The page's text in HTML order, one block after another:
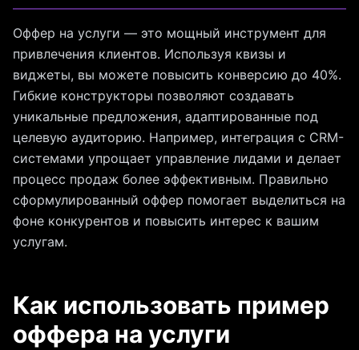
Оффер на услуги — это мощный инструмент для
привлечения клиентов. Используя квизы и
виджеты, вы можете повысить конверсию до 40%.
Гибкие конструкторы позволяют создавать
уникальные предложения, адаптированные под
целевую аудиторию. Например, интеграция с CRM-
системами упрощает управление лидами и делает
процесс продаж более эффективным. Правильно
сформулированный оффер помогает выделиться на
фоне конкурентов и повысить интерес к вашим
услугам.
Как использовать пример
оффера на услуги